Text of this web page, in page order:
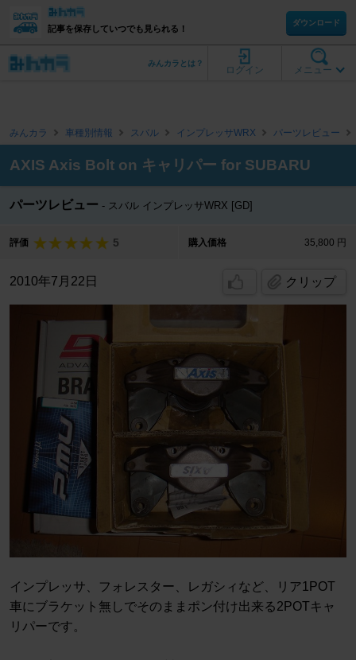
記事を保存していつでも見られる！
ダウンロード
メニュー
ログイン
みんカラとは？
みんカラ 車種別情報 スバル インプレッサWRX パーツレビュー
AXIS Axis Bolt on キャリパー for SUBARU
パーツレビュー スバル インプレッサWRX [GD]
評価 5 購入価格 35,800 円
2010年7月22日 クリップ
インプレッサ、フォレスター、レガシィなど、リア1POT
車にブラケット無しでそのままポン付け出来る2POTキャ
リパーです。